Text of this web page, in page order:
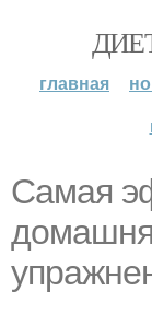
главная
Самая